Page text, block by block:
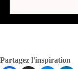
Partagez l'inspiration